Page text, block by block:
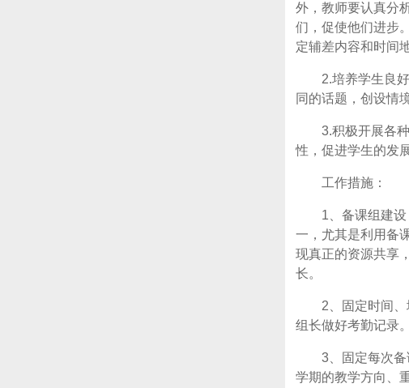
外，教师要认真分
们，促使他们进步
定辅差内容和时间
2.培养学生良
同的话题，创设情
3.积极开展各
性，促进学生的发
工作措施：
1、备课组建
一，尤其是利用备
现真正的资源共享
长。
2、固定时间
组长做好考勤记录。
3、固定每次
学期的教学方向、